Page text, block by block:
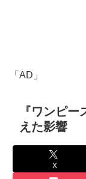
「AD」
『ワンピ
えた影響
X